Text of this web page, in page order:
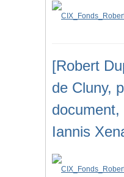
[Robert
de Cluny,
Iannis